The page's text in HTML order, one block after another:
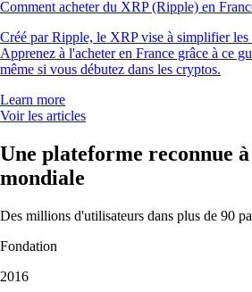
Comment acheter du XRP (Ripple) en
Créé par Ripple, le XRP vise à simplifier les
Apprenez à l'acheter en France grâce à ce
même si vous débutez dans les cryptos.
Learn more
Voir les articles
Une plateforme reconnue
mondiale
Des millions d'utilisateurs dans plus de 90
Fondation
2016